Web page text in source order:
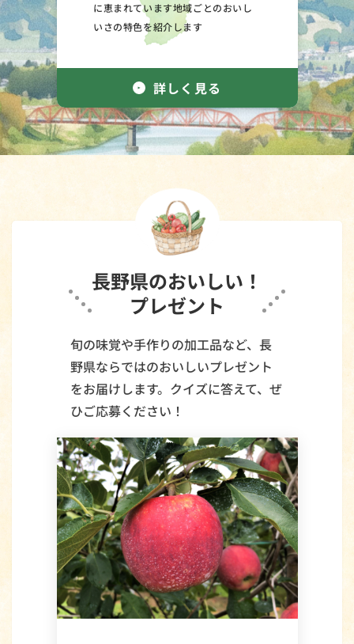
に恵まれています地域ごとのおいし
いさの特色を紹介します
詳しく見る
長野県のおいしい！
プレゼント
旬の味覚や手作りの加工品など、長
野県ならではのおいしいプレゼント
をお届けします。 クイズに答えて、ぜ
ひご応募ください！